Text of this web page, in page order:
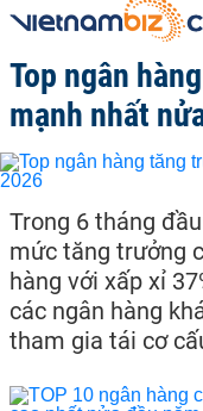
Top ngân
mạnh nhất
Trong 6 tháng
mức tăng trưởng
hàng với xấp xỉ
các ngân hàng
tham gia tái cơ